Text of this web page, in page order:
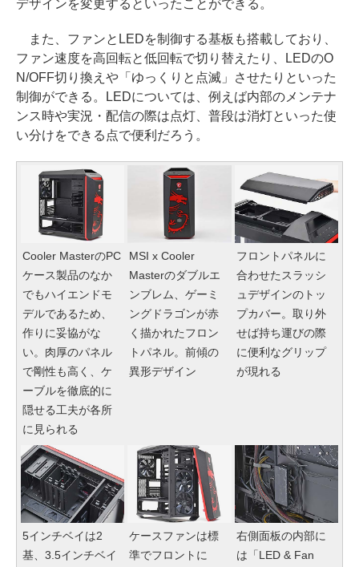
デザインを変更するといったことができる。
また、ファンとLEDを制御する基板も搭載しており、
ファン速度を高回転と低回転で切り替えたり、LEDのO
N/OFF切り換えや「ゆっくりと点滅」させたりといった
制御ができる。LEDについては、例えば内部のメンテナ
ンス時や実況・配信の際は点灯、普段は消灯といった使
い分けをできる点で便利だろう。
Cooler MasterのPC
ケース製品のなか
でもハイエンドモ
デルであるため、
作りに妥協がな
い。肉厚のパネル
で剛性も高く、ケ
ーブルを徹底的に
隠せる工夫が各所
に見られる
MSI x Cooler
Masterのダブルエ
ンブレム、ゲーミ
ングドラゴンが赤
く描かれたフロン
トパネル。前傾の
異形デザイン
フロントパネルに
合わせたスラッシ
ュデザインのトッ
プカバー。取り外
せば持ち運びの際
に便利なグリップ
が現れる
5インチベイは2
基、3.5インチベイ
ケースファンは標
準でフロントに
右側面板の内部に
は「LED & Fan